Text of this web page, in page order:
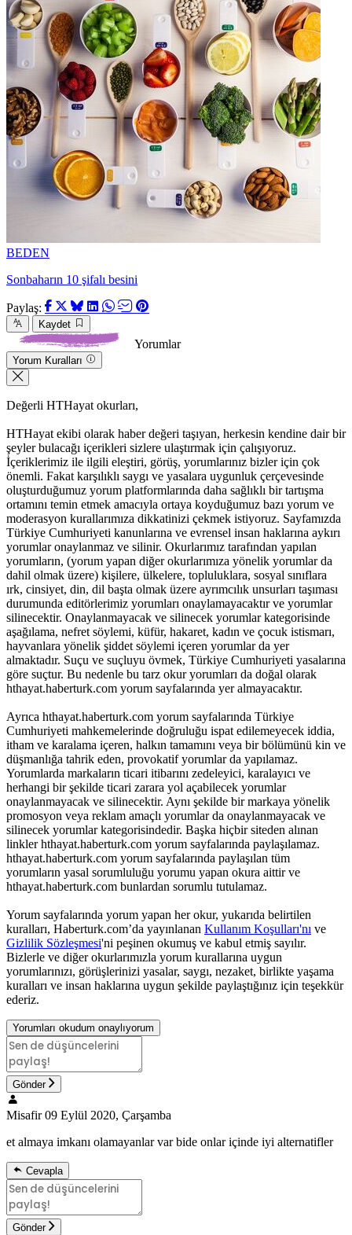
BEDEN
Sonbaharın 10 şifalı besini
Paylaş:
Kaydet
Yorumlar
Yorum Kuralları
Değerli HTHayat okurları,
HTHayat ekibi olarak haber değeri taşıyan, herkesin kendine dair bir
şeyler bulacağı içerikleri sizlere ulaştırmak için çalışıyoruz.
İçeriklerimiz ile ilgili eleştiri, görüş, yorumlarınız bizler için çok
önemli. Fakat karşılıklı saygı ve yasalara uygunluk çerçevesinde
oluşturduğumuz yorum platformlarında daha sağlıklı bir tartışma
ortamını temin etmek amacıyla ortaya koyduğumuz bazı yorum ve
moderasyon kurallarımıza dikkatinizi çekmek istiyoruz. Sayfamızda
Türkiye Cumhuriyeti kanunlarına ve evrensel insan haklarına aykırı
yorumlar onaylanmaz ve silinir. Okurlarımız tarafından yapılan
yorumların, (yorum yapan diğer okurlarımıza yönelik yorumlar da
dahil olmak üzere) kişilere, ülkelere, topluluklara, sosyal sınıflara
ırk, cinsiyet, din, dil başta olmak üzere ayrımcılık unsurları taşıması
durumunda editörlerimiz yorumları onaylamayacaktır ve yorumlar
silinecektir. Onaylanmayacak ve silinecek yorumlar kategorisinde
aşağılama, nefret söylemi, küfür, hakaret, kadın ve çocuk istismarı,
hayvanlara yönelik şiddet söylemi içeren yorumlar da yer
almaktadır. Suçu ve suçluyu övmek, Türkiye Cumhuriyeti yasalarına
göre suçtur. Bu nedenle bu tarz okur yorumları da doğal olarak
hthayat.haberturk.com yorum sayfalarında yer almayacaktır.
Ayrıca hthayat.haberturk.com yorum sayfalarında Türkiye
Cumhuriyeti mahkemelerinde doğruluğu ispat edilemeyecek iddia,
itham ve karalama içeren, halkın tamamını veya bir bölümünü kin ve
düşmanlığa tahrik eden, provokatif yorumlar da yapılamaz.
Yorumlarda markaların ticari itibarını zedeleyici, karalayıcı ve
herhangi bir şekilde ticari zarara yol açabilecek yorumlar
onaylanmayacak ve silinecektir. Aynı şekilde bir markaya yönelik
promosyon veya reklam amaçlı yorumlar da onaylanmayacak ve
silinecek yorumlar kategorisindedir. Başka hiçbir siteden alınan
linkler hthayat.haberturk.com yorum sayfalarında paylaşılamaz.
hthayat.haberturk.com yorum sayfalarında paylaşılan tüm
yorumların yasal sorumluluğu yorumu yapan okura aittir ve
hthayat.haberturk.com bunlardan sorumlu tutulamaz.
Yorum sayfalarında yorum yapan her okur, yukarıda belirtilen
kuralları, Haberturk.com’da yayınlanan Kullanım Koşulları'nı ve
Gizlilik Sözleşmesi'ni peşinen okumuş ve kabul etmiş sayılır.
Bizlerle ve diğer okurlarımızla yorum kurallarına uygun
yorumlarınızı, görüşlerinizi yasalar, saygı, nezaket, birlikte yaşama
kuralları ve insan haklarına uygun şekilde paylaştığınız için teşekkür
ederiz.
Yorumları okudum onaylıyorum
Gönder
Misafir 09 Eylül 2020, Çarşamba
et almaya imkanı olamayanlar var bide onlar içinde iyi alternatifler
Cevapla
Gönder